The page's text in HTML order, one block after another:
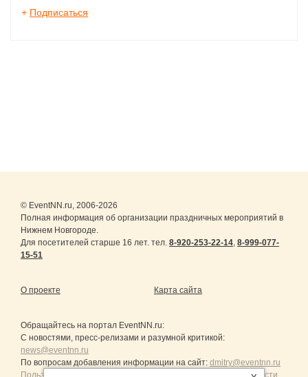
+ Подписаться
© EventNN.ru, 2006-2026
Полная информация об организации праздничных мероприятий в
Нижнем Новгороде.
Для посетителей старше 16 лет. тел. 8-920-253-22-14, 8-999-077-
15-51
О проекте Карта сайта
Обращайтесь на портал EventNN.ru:
С новостями, пресс-релизами и разумной критикой:
news@eventnn.ru
По вопросам добавления информации на сайт: dmitry@eventnn.ru
Пользовательское Соглашение и политика конфиденциальности